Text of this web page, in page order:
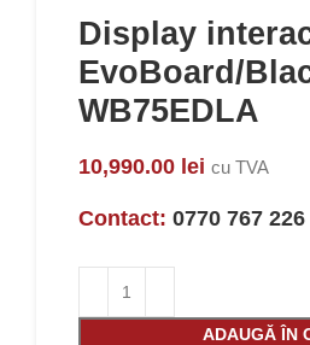
Display
EvoBoard/
WB75EDLA
10,990.00 lei cu TVA
Contact: 0770 767 226
ADAUGĂ ÎN